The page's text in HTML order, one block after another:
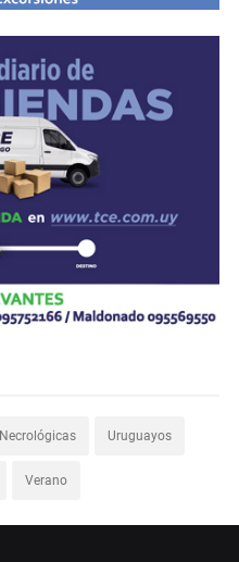
Necrológicas Uruguayos
Verano